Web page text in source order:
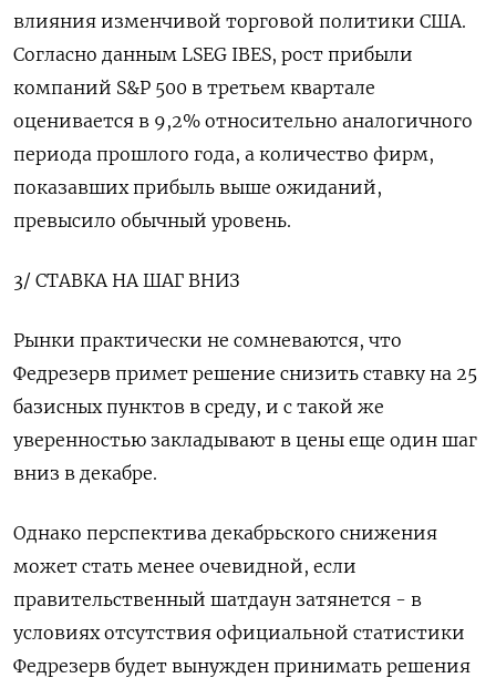
влияния изменчивой торговой политики США.
Согласно данным LSEG IBES, рост прибыли
компаний S&P 500 в третьем квартале
оценивается в 9,2% относительно аналогичного
периода прошлого года, а количество фирм,
показавших прибыль выше ожиданий,
превысило обычный уровень.
3/ СТАВКА НА ШАГ ВНИЗ
Рынки практически не сомневаются, что
Федрезерв примет решение снизить ставку на 25
базисных пунктов в среду, и с такой же
уверенностью закладывают в цены еще один шаг
вниз в декабре.
Однако перспектива декабрьского снижения
может стать менее очевидной, если
правительственный шатдаун затянется - в
условиях отсутствия официальной статистики
Федрезерв будет вынужден принимать решения